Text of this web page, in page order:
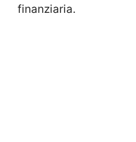
finanziaria.